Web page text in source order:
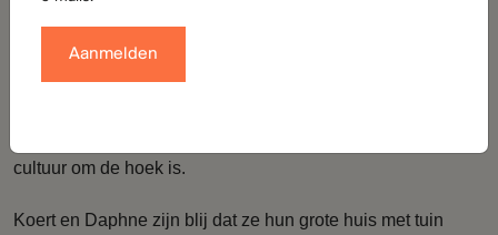
cultuur om de hoek is.
Koert en Daphne zijn blij dat ze hun grote huis met tuin